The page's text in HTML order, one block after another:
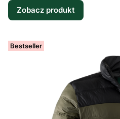
Zobacz produkt
Bestseller